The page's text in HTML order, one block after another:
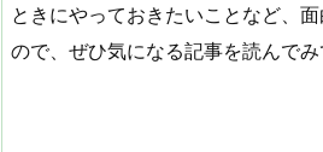
ときにやっておきたいことなど、
ので、ぜひ気になる記事を読んでみ